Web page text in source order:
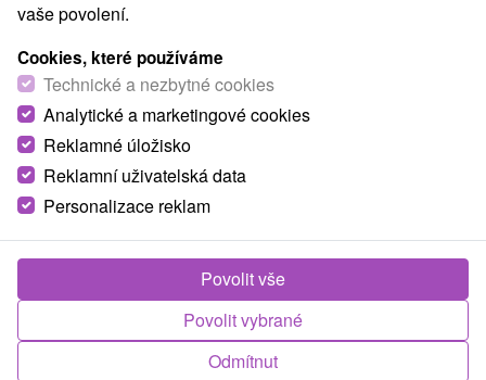
Turistický region
Horné Považie, Severné Slovensko, Žilinský kraj, Považie,
Súľovské vrchy
Našli jste chybu nebo nám chcete doporučit novou atrakci
vaše povolení.
Cookies, které používáme
Technické a nezbytné cookies
Analytické a marketingové cookies
Reklamné úložisko
Reklamní uživatelská data
Personalizace reklam
Odmítnut
Povolit vybrané
Povolit vše